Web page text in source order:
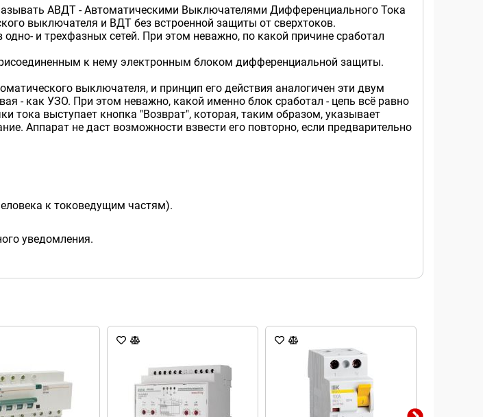
АВДТ - Автоматическими Выключателями Дифференциального Тока
выключателя и ВДТ без встроенной защиты от сверхтоков.
и трехфазных сетей. При этом неважно, по какой причине сработал
к нему электронным блоком дифференциальной защиты.
выключателя, и принцип его действия аналогичен эти двум
- как УЗО. При этом неважно, какой именно блок сработал - цепь всё равно
тока выступает кнопка "Возврат", которая, таким образом, указывает
Аппарат не даст возможности взвести его повторно, если предварительно
к токоведущим частям).
уведомления.